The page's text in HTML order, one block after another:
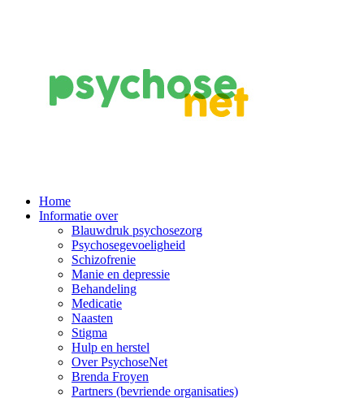
Main
Navigation
Home
Informatie over
Blauwdruk psychosezorg
Psychosegevoeligheid
Schizofrenie
Manie en depressie
Behandeling
Medicatie
Naasten
Stigma
Hulp en herstel
Over PsychoseNet
Brenda Froyen
Partners (bevriende organisaties)